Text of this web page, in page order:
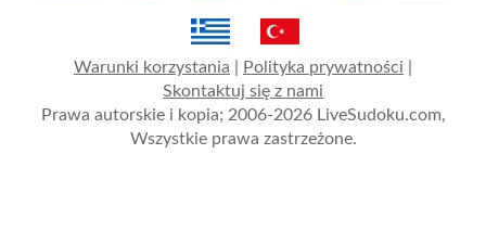
Warunki korzystania Polityka prywatności
Skontaktuj się z nami
Prawa autorskie i kopia; 2006-2026 LiveSudoku.com,
Wszystkie prawa zastrzeżone.